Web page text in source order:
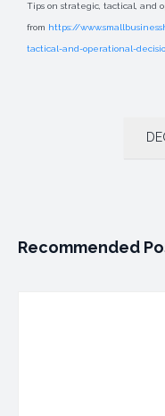
Tips on strategic, tactical, and
from https://
tactical-and-operational-
Recommended